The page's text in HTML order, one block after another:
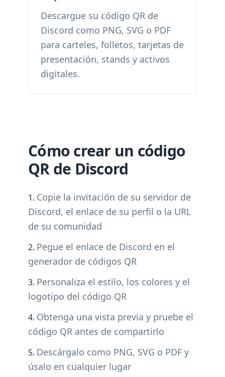
Descargue su código QR de
Discord como PNG, SVG o PDF
para carteles, folletos, tarjetas de
presentación, stands y activos
digitales.
Cómo crear un código
QR de Discord
Copie la invitación de su servidor de
Discord, el enlace de su perfil o la URL
de su comunidad
Pegue el enlace de Discord en el
generador de códigos QR
Personaliza el estilo, los colores y el
logotipo del código QR
Obtenga una vista previa y pruebe el
código QR antes de compartirlo
Descárgalo como PNG, SVG o PDF y
úsalo en cualquier lugar